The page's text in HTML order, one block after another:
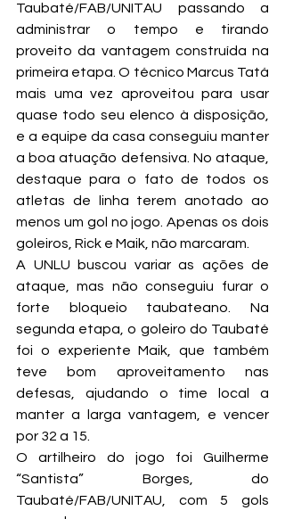
Taubaté/FAB/UNITAU passando a
administrar o tempo e tirando
proveito da vantagem construída na
primeira etapa. O técnico Marcus Tatá
mais uma vez aproveitou para usar
quase todo seu elenco à disposição,
e a equipe da casa conseguiu manter
a boa atuação defensiva. No ataque,
destaque para o fato de todos os
atletas de linha terem anotado ao
menos um gol no jogo. Apenas os dois
goleiros, Rick e Maik, não marcaram.
A UNLU buscou variar as ações de
ataque, mas não conseguiu furar o
forte bloqueio taubateano. Na
segunda etapa, o goleiro do Taubaté
foi o experiente Maik, que também
teve bom aproveitamento nas
defesas, ajudando o time local a
manter a larga vantagem, e vencer
por 32 a 15.
O artilheiro do jogo foi Guilherme
“Santista” Borges, do
Taubaté/FAB/UNITAU, com 5 gols